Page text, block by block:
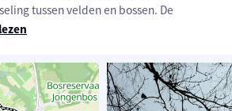
tussen velden en bossen. De